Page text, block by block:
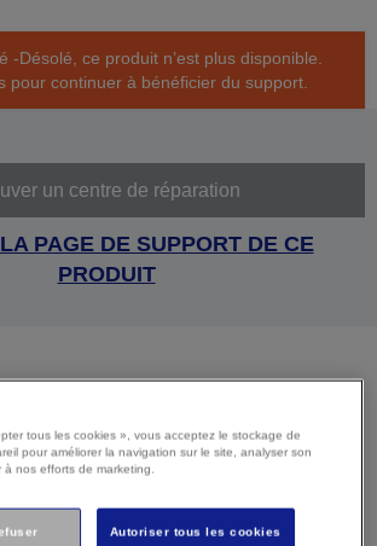
-Désolé, ce produit n’est plus disponible.
pour continuer à bénéficier du support.
un centre de réparation
PAGE DE SUPPORT DE CE
PRODUIT
techniques
tous les cookies », vous acceptez le stockage de
pour améliorer la navigation sur le site, analyser son
à nos efforts de marketing.
Autoriser tous les cookies